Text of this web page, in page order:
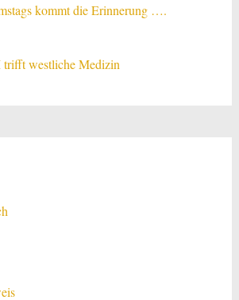
kommt die Erinnerung ….
westliche Medizin